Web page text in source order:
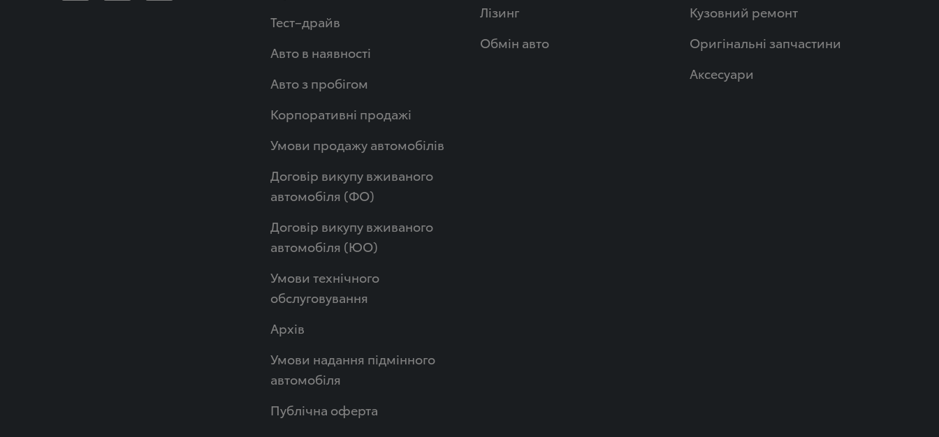
Тест–драйв
Авто в наявності
Авто з пробігом
Корпоративні продажі
Умови продажу автомобілів
Договір викупу вживаного
автомобіля (ФО)
Договір викупу вживаного
автомобіля (ЮО)
Умови технічного
обслуговування
Архів
Умови надання підмінного
автомобіля
Публічна оферта
Лізинг
Обмін авто
Кузовний ремонт
Оригінальні запчастини
Аксесуари